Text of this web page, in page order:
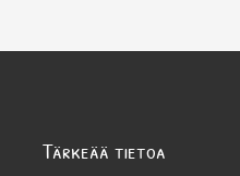
Tärkeää tietoa